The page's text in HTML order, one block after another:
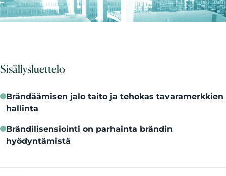
Sisällysluettelo
Brändäämisen jalo taito ja tehokas tavaramerkkien
hallinta
Brändilisensiointi on parhainta brändin
hyödyntämistä